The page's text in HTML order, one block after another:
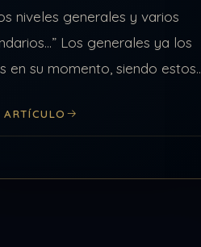
niveles generales y varios
Los generales ya los
en su momento, siendo estos
Dentro de los secundarios se